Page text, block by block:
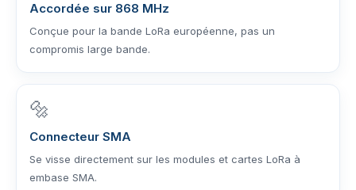
Accordée sur 868 MHz
Conçue pour la bande LoRa européenne, pas un
compromis large bande.
🔩
Connecteur SMA
Se visse directement sur les modules et cartes LoRa à
embase SMA.